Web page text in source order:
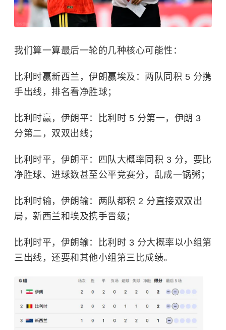
我们算一算最后一轮的几种核心可能性：
比利时赢新西兰，伊朗赢埃及：两队同积 5 分携
手出线，排名看净胜球；
比利时赢，伊朗平：比利时 5 分第一，伊朗 3
分第二，双双出线；
比利时平，伊朗平：四队大概率同积 3 分，要比
净胜球、进球数甚至公平竞赛分，乱成一锅粥；
比利时输，伊朗输：两队都积 2 分直接双双出
局，新西兰和埃及携手晋级；
比利时平，伊朗输：比利时 3 分大概率以小组第
三出线，还要和其他小组第三比成绩。